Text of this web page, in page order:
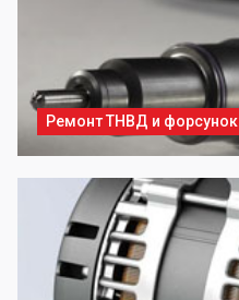
Ремонт ТНВД и форсунок